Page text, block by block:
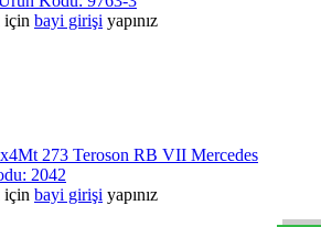
için bayi girişi yapınız
273 Teroson RB VII Mercedes
2042
için bayi girişi yapınız